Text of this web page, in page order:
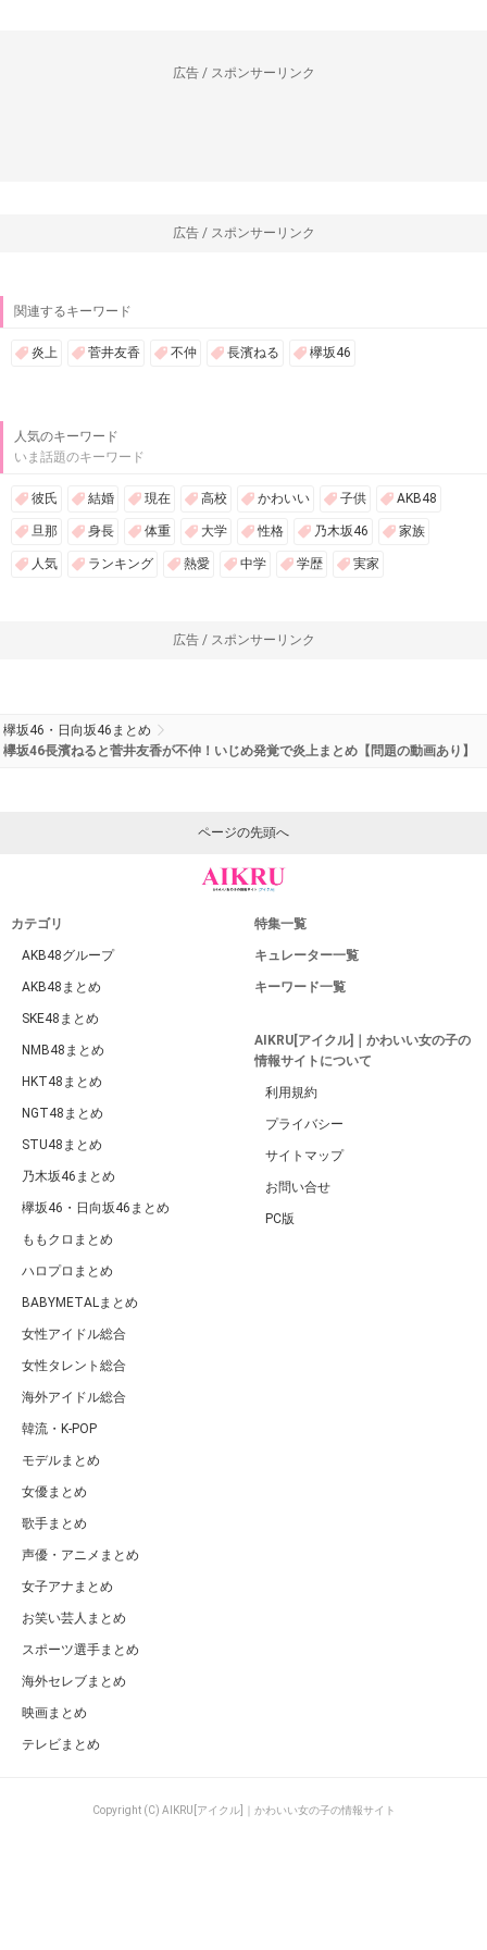
広告 / スポンサーリンク
広告 / スポンサーリンク
関連するキーワード
炎上 菅井友香 不仲 長濱ねる 欅坂46
人気のキーワード
いま話題のキーワード
彼氏 結婚 現在 高校 かわいい 子供 AKB48
旦那 身長 体重 大学 性格 乃木坂46 家族
人気 ランキング 熱愛 中学 学歴 実家
広告 / スポンサーリンク
欅坂46・日向坂46まとめ
欅坂46長濱ねると菅井友香が不仲！いじめ発覚で炎上まとめ【問題の動画あり】
ページの先頭へ
カテゴリ
AKB48グループ
AKB48まとめ
SKE48まとめ
NMB48まとめ
HKT48まとめ
NGT48まとめ
STU48まとめ
乃木坂46まとめ
欅坂46・日向坂46まとめ
ももクロまとめ
ハロプロまとめ
BABYMETALまとめ
女性アイドル総合
女性タレント総合
海外アイドル総合
韓流・K-POP
モデルまとめ
女優まとめ
歌手まとめ
声優・アニメまとめ
女子アナまとめ
お笑い芸人まとめ
スポーツ選手まとめ
海外セレブまとめ
映画まとめ
テレビまとめ
特集一覧
キュレーター一覧
キーワード一覧
AIKRU[アイクル]｜かわいい女の子の
情報サイトについて
利用規約
プライバシー
サイトマップ
お問い合せ
PC版
Copyright (C) AIKRU[アイクル]｜かわいい女の子の情報サイト